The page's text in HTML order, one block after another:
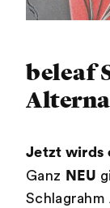
beleaf
Jetzt wirds
Ganz NEU